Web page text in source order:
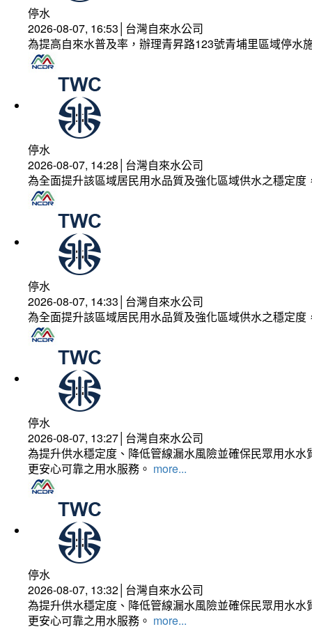
停水
2026-08-07, 16:53│台灣自來水公司
為提高自來水普及率，辦理青昇路123號青埔里區域停水
停水
2026-08-07, 14:28│台灣自來水公司
為全面提升該區域居民用水品質及強化區域供水之穩定
停水
2026-08-07, 14:33│台灣自來水公司
為全面提升該區域居民用水品質及強化區域供水之穩定
停水
2026-08-07, 13:27│台灣自來水公司
為提升供水穩定度、降低管線漏水風險並確保民眾用水
更安心可靠之用水服務。 more...
停水
2026-08-07, 13:32│台灣自來水公司
為提升供水穩定度、降低管線漏水風險並確保民眾用水
更安心可靠之用水服務。 more...